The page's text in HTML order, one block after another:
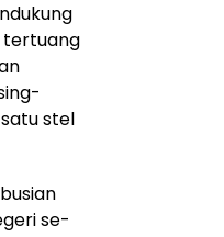
tertuang
stel
se-